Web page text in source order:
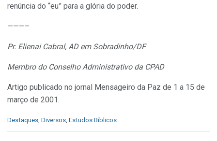
renúncia do “eu” para a glória do poder.
———–
Pr. Elienai Cabral, AD em Sobradinho/DF
Membro do Conselho Administrativo da CPAD
Artigo publicado no jornal Mensageiro da Paz de 1 a 15 de
março de 2001.
C
Destaques Diversos Estudos Bíblicos